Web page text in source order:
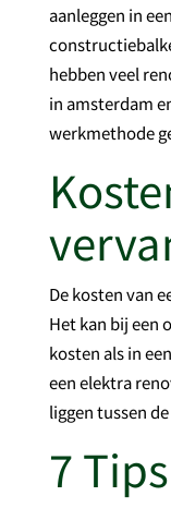
aanleggen in
hebben veel
in amsterdam
werkmethode
De kosten van
Het kan bij een
kosten als in
een elektra
liggen tussen
7